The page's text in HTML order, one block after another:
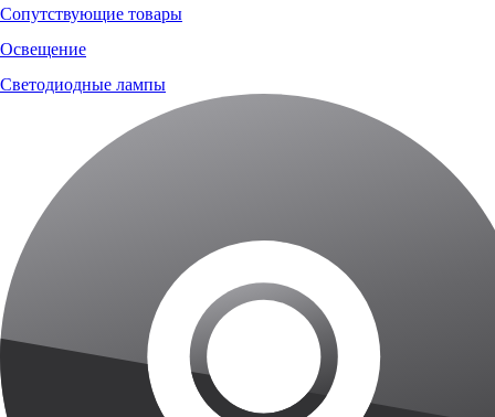
Сопутствующие товары
Освещение
Светодиодные лампы